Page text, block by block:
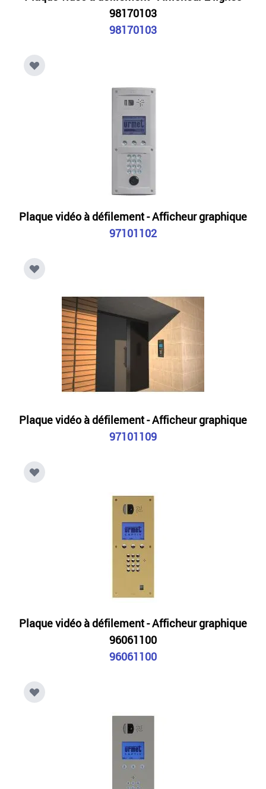
98170103
98170103
Plaque vidéo à défilement - Afficheur graphique
97101102
Plaque vidéo à défilement - Afficheur graphique
97101109
Plaque vidéo à défilement - Afficheur graphique
96061100
96061100